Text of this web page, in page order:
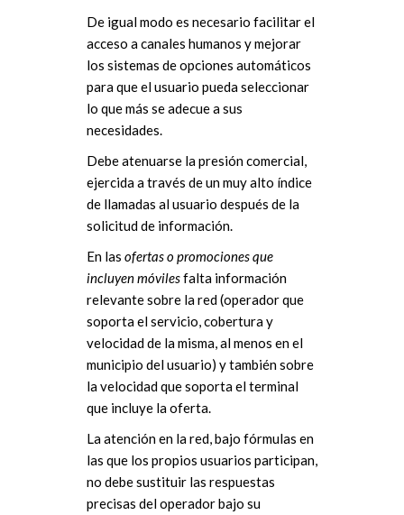
De igual modo es necesario facilitar el
acceso a canales humanos y mejorar
los sistemas de opciones automáticos
para que el usuario pueda seleccionar
lo que más se adecue a sus
necesidades.
Debe atenuarse la presión comercial,
ejercida a través de un muy alto índice
de llamadas al usuario después de la
solicitud de información.
En las ofertas o promociones que
incluyen móvilesfalta información
relevante sobre la red (operador que
soporta el servicio, cobertura y
velocidad de la misma, al menos en el
municipio del usuario) y también sobre
la velocidad que soporta el terminal
que incluye la oferta.
La atención en la red, bajo fórmulas en
las que los propios usuarios participan,
no debe sustituir las respuestas
precisas del operador bajo su